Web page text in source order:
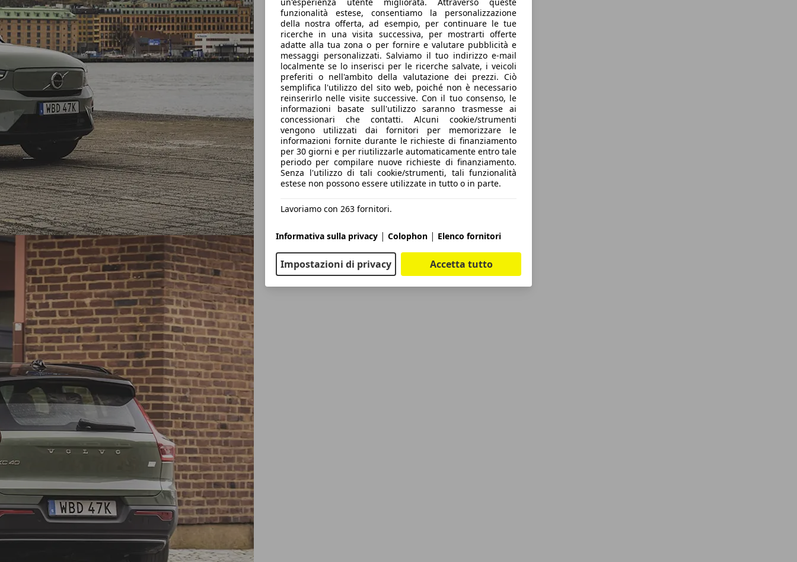
funzionalità estese, consentiamo la personalizzazione
della nostra offerta, ad esempio, per continuare le tue
ricerche in una visita successiva, per mostrarti offerte
adatte alla tua zona o per fornire e valutare pubblicità e
messaggi personalizzati. Salviamo il tuo indirizzo e-mail
localmente se lo inserisci per le ricerche salvate, i veicoli
preferiti o nell'ambito della valutazione dei prezzi. Ciò
semplifica l'utilizzo del sito web, poiché non è necessario
reinserirlo nelle visite successive. Con il tuo consenso, le
informazioni basate sull'utilizzo saranno trasmesse ai
concessionari che contatti. Alcuni cookie/strumenti
vengono utilizzati dai fornitori per memorizzare le
informazioni fornite durante le richieste di finanziamento
per 30 giorni e per riutilizzarle automaticamente entro tale
periodo per compilare nuove richieste di finanziamento.
Senza l'utilizzo di tali cookie/strumenti, tali funzionalità
estese non possono essere utilizzate in tutto o in parte.
Lavoriamo con 263 fornitori.
Informativa sulla privacy | Colophon | Elenco fornitori
Impostazioni di privacy Accetta tutto